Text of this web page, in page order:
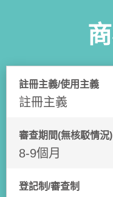
註冊主義/使用主義
註冊主義
審查期間(無核駁情況)
8-9個月
登記制/審查制